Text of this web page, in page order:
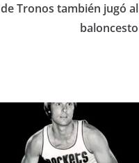
Tronos también jugó al
baloncesto